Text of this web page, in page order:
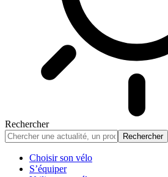
Rechercher
Choisir son vélo
S’équiper